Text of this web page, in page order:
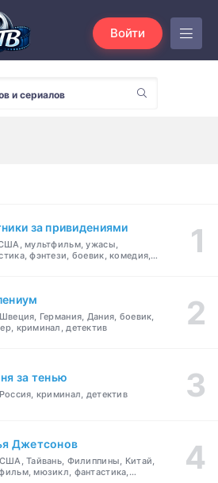
Войти
за привидениями
мультфильм, ужасы,
фэнтези, боевик, комедия,
Германия, Дания, боевик,
криминал, детектив
за тенью
криминал, детектив
Джетсонов
Тайвань, Филиппины, Китай,
мюзикл, фантастика,